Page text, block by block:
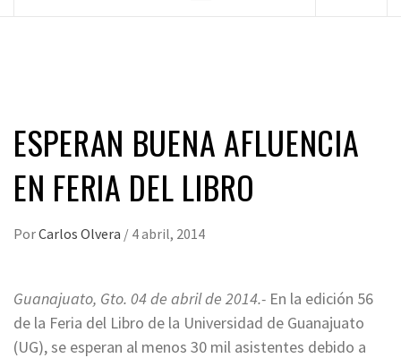
ESPERAN BUENA AFLUENCIA
EN FERIA DEL LIBRO
PorCarlos Olvera / 4 abril, 2014
Guanajuato, Gto. 04 de abril de 2014.- En la edición 56
de la Feria del Libro de la Universidad de Guanajuato
(UG), se esperan al menos 30 mil asistentes debido a